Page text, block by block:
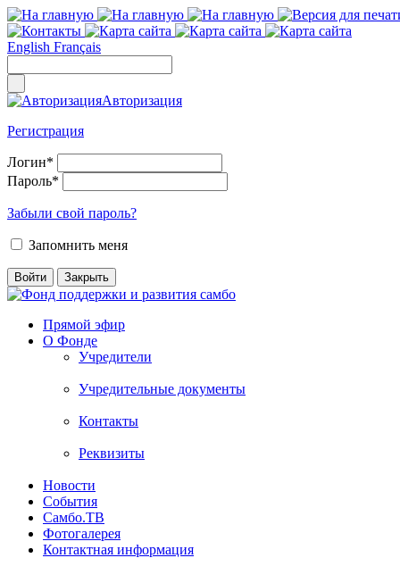
English Français
Авторизация
Регистрация
Логин*
Пароль*
Забыли свой пароль?
Запомнить меня
Прямой эфир
О Фонде
Учредители
Учредительные документы
Контакты
Реквизиты
Новости
События
Самбо.ТВ
Фотогалерея
Контактная информация